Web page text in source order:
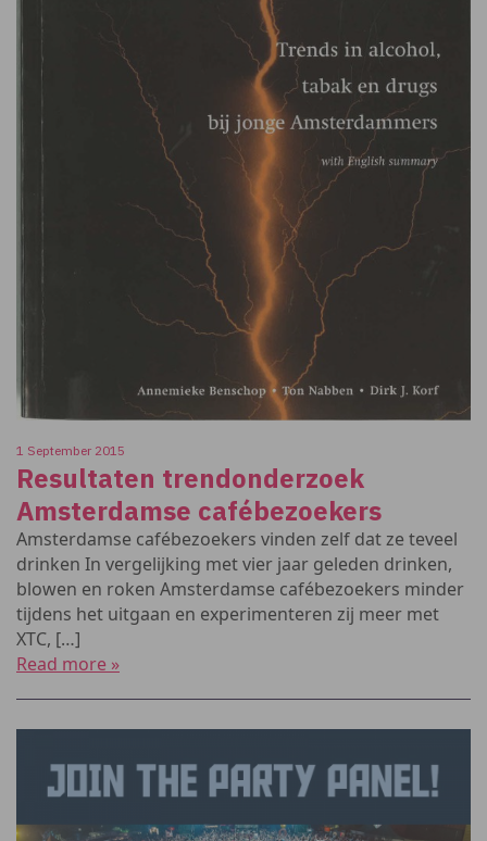
1 September 2015
Resultaten trendonderzoek
Amsterdamse cafébezoekers
Amsterdamse cafébezoekers vinden zelf dat ze teveel
drinken In vergelijking met vier jaar geleden drinken,
blowen en roken Amsterdamse cafébezoekers minder
tijdens het uitgaan en experimenteren zij meer met
XTC, […]
Read more »